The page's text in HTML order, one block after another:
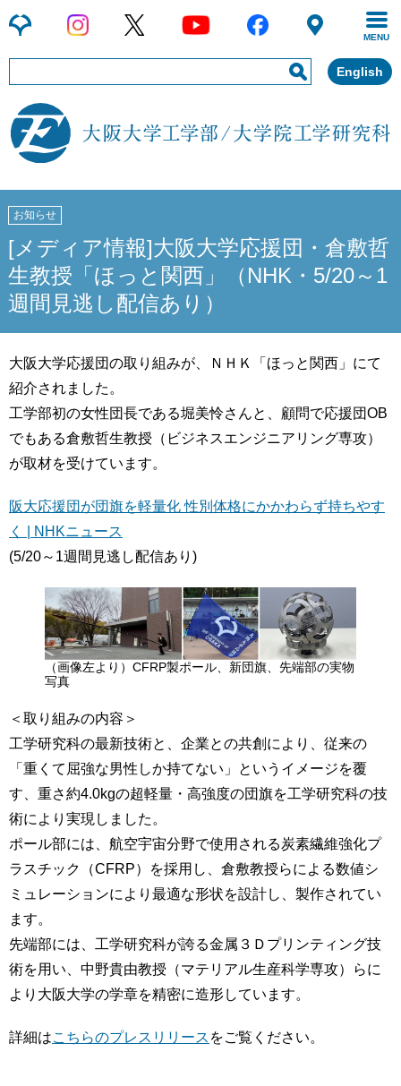
MENU
English
お知らせ
[メディア情報]大阪大学応援団・倉敷哲
生教授「ほっと関西」（NHK・5/20～1
週間見逃し配信あり）
大阪大学応援団の取り組みが、ＮＨＫ「ほっと関西」にて
紹介されました。
工学部初の女性団長である堀美怜さんと、顧問で応援団OB
でもある倉敷哲生教授（ビジネスエンジニアリング専攻）
が取材を受けています。
阪大応援団が団旗を軽量化 性別体格にかかわらず持ちやす
く | NHKニュース
(5/20～1週間見逃し配信あり)
（画像左より）CFRP製ポール、新団旗、先端部の実物
写真
＜取り組みの内容＞
工学研究科の最新技術と、企業との共創により、従来の
「重くて屈強な男性しか持てない」というイメージを覆
す、重さ約4.0kgの超軽量・高強度の団旗を工学研究科の技
術により実現しました。
ポール部には、航空宇宙分野で使用される炭素繊維強化プ
ラスチック（CFRP）を採用し、倉敷教授らによる数値シ
ミュレーションにより最適な形状を設計し、製作されてい
ます。
先端部には、工学研究科が誇る金属３Ｄプリンティング技
術を用い、中野貴由教授（マテリアル生産科学専攻）らに
より大阪大学の学章を精密に造形しています。
詳細はこちらのプレスリリース をご覧ください。